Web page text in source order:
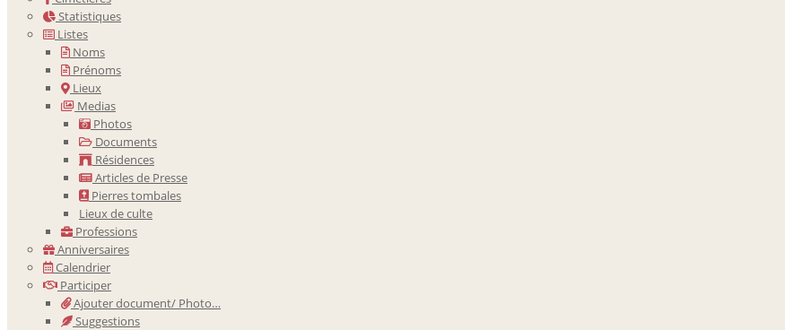
Statistiques
Listes
Noms
Prénoms
Lieux
Medias
Photos
Documents
Résidences
Articles de Presse
Pierres tombales
Lieux de culte
Professions
Anniversaires
Calendrier
Participer
Ajouter document/ Photo…
Suggestions